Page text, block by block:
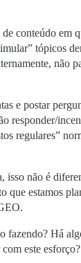
conteúdo em
tópicos
não
e postar
responder/
regulares”
isso não é
que estamos
fazendo? Há
este esforço?